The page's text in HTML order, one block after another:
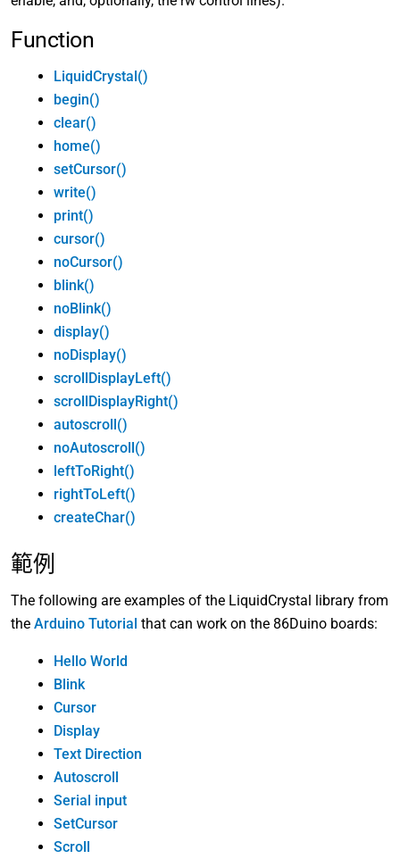
Function
LiquidCrystal()
begin()
clear()
home()
setCursor()
write()
print()
cursor()
noCursor()
blink()
noBlink()
display()
noDisplay()
scrollDisplayLeft()
scrollDisplayRight()
autoscroll()
noAutoscroll()
leftToRight()
rightToLeft()
createChar()
範例
The following are examples of the LiquidCrystal library from
the Arduino Tutorial that can work on the 86Duino boards:
Hello World
Blink
Cursor
Display
Text Direction
Autoscroll
Serial input
SetCursor
Scroll